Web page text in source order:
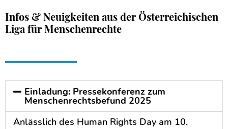
Infos & Neuigkeiten aus der Österreichischen
Liga für Menschenrechte
Einladung: Pressekonferenz zum
Menschenrechtsbefund 2025
Anlässlich des Human Rights Day am 10.